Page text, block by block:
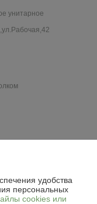
унитарное
удобства
персональных
cookies или